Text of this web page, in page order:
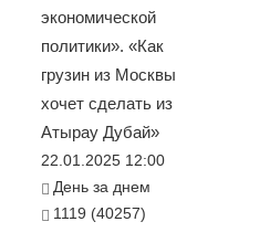
экономической
политики». «Как
грузин из Москвы
хочет сделать из
Атырау Дубай»
22.01.2025 12:00
День за днем
1119 (40257)